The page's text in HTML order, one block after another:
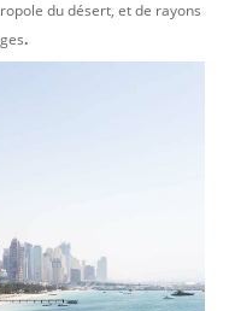
du désert, et de rayons
.